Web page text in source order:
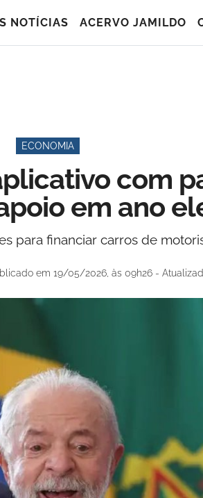
NOTÍCIAS ACERVO JAMILDO
ECONOMIA
com
em ano
para financiar carros de
em 19/05/2026, às 09h26 -